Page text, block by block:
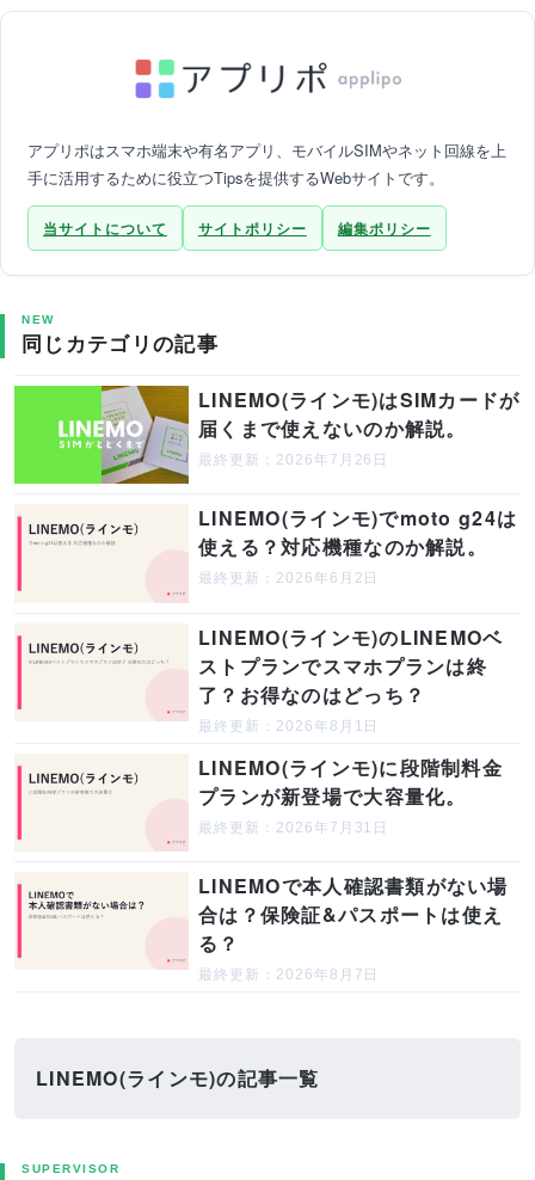
アプリポはスマホ端末や有名アプリ、モバイルSIMやネット回線を上
手に活用するために役立つTipsを提供するWebサイトです。
当サイトについて サイトポリシー 編集ポリシー
NEW
同じカテゴリの記事
LINEMO(ラインモ)はSIMカードが
届くまで使えないのか解説。
最終更新：2026年7月26日
LINEMO(ラインモ)でmoto g24は
使える？対応機種なのか解説。
最終更新：2026年6月2日
LINEMO(ラインモ)のLINEMOベ
ストプランでスマホプランは終
了？お得なのはどっち？
最終更新：2026年8月1日
LINEMO(ラインモ)に段階制料金
プランが新登場で大容量化。
最終更新：2026年7月31日
LINEMOで本人確認書類がない場
合は？保険証&パスポートは使え
る？
最終更新：2026年8月7日
LINEMO(ラインモ)の記事一覧
SUPERVISOR